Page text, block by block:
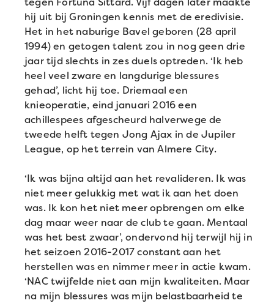
hij uit bij Groningen kennis met de eredivisie.
Het in het naburige Bavel geboren (28 april
1994) en getogen talent zou in nog geen drie
jaar tijd slechts in zes duels optreden. ‘Ik heb
heel veel zware en langdurige blessures
gehad’, licht hij toe. Driemaal een
knieoperatie, eind januari 2016 een
achillespees afgescheurd halverwege de
tweede helft tegen Jong Ajax in de Jupiler
League, op het terrein van Almere City.
‘Ik was bijna altijd aan het revalideren. Ik was
niet meer gelukkig met wat ik aan het doen
was. Ik kon het niet meer opbrengen om elke
dag maar weer naar de club te gaan. Mentaal
was het best zwaar’, ondervond hij terwijl hij in
het seizoen 2016-2017 constant aan het
herstellen was en nimmer meer in actie kwam.
‘NAC twijfelde niet aan mijn kwaliteiten. Maar
na mijn blessures was mijn belastbaarheid te